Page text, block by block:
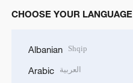
CHOOSE YOUR LANGUAGE
Albanian Shqip
Arabic العربية